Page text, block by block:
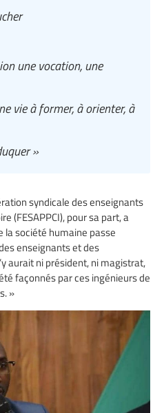
une vocation, une
vie à former, à orienter, à
»
syndicale des enseignants
(FESAPPCI), pour sa part, a
la société humaine passe
enseignants et des
aurait ni président, ni magistrat,
façonnés par ces ingénieurs de
»